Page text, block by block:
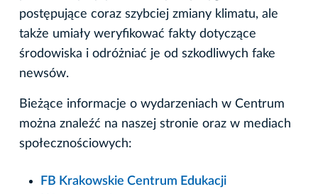
postępujące coraz szybciej zmiany klimatu, ale
także umiały weryfikować fakty dotyczące
środowiska i odróżniać je od szkodliwych fake
newsów.
Bieżące informacje o wydarzeniach w Centrum
można znaleźć na naszej stronie oraz w mediach
społecznościowych:
FB Krakowskie Centrum Edukacji